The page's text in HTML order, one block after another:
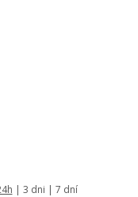
| 3 dni | 7 dní